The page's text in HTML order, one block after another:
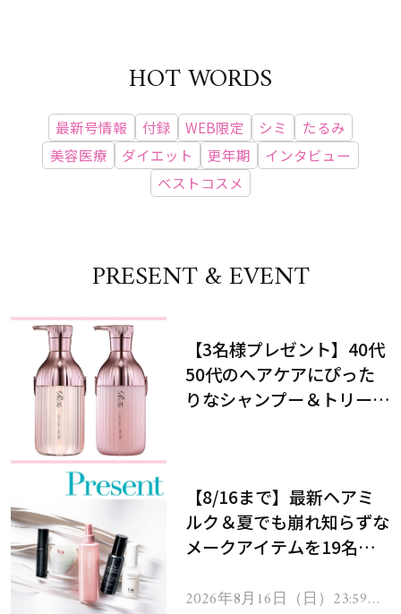
HOT WORDS
最新号情報 付録 WEB限定 シミ
たるみ
美容医療
ダイエット 更年期
インタビュー
ベストコスメ
PRESENT & EVENT
【3名様プレゼント】40代
50代のヘアケアにぴった
りなシャンプー＆トリート
【8/16まで】最新ヘアミ
ルク＆夏でも崩れ知らずな
メークアイテムを19名様
2026年8月16日（日）23:59ま